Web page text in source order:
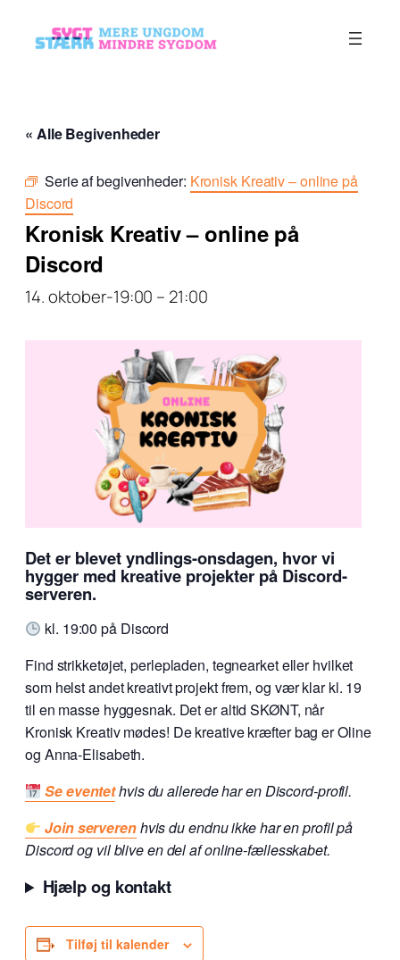
« Alle Begivenheder
Serie af begivenheder: Kronisk Kreativ – online på
Discord
Kronisk Kreativ – online på
Discord
14. oktober-19:00 – 21:00
Det er blevet yndlings-onsdagen, hvor vi
hygger med kreative projekter på Discord-
serveren.
kl. 19:00 på Discord
Find strikketøjet, perlepladen, tegnearket eller hvilket
som helst andet kreativt projekt frem, og vær klar kl. 19
til en masse hyggesnak. Det er altid SKØNT, når
Kronisk Kreativ mødes! De kreative kræfter bag er Oline
og Anna-Elisabeth.
Se eventethvis du allerede har en Discord-profil.
Join serverenhvis du endnu ikke har en profil på
Discord og vil blive en del af online-fællesskabet.
Hjælp og kontakt
Tilføj til kalender